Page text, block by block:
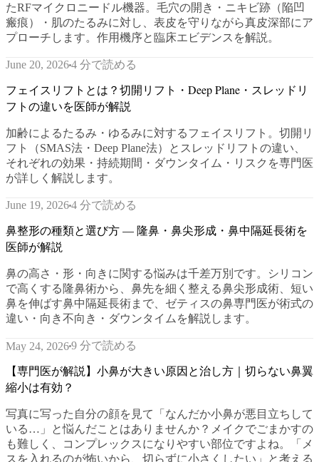
たRFマイクロニードル機器。毛穴の開き・ニキビ跡（陥凹
瘢痕）・肌のたるみに対し、表皮を守りながら真皮深部にア
プローチします。作用機序と臨床エビデンスを解説。
June 20, 20264 分で読める
フェイスリフトとは？切開リフト・Deep Plane・スレッドリ
フトの違いを医師が解説
加齢によるたるみ・ゆるみに対するフェイスリフト。切開リ
フト（SMAS法・Deep Plane法）とスレッドリフトの違い、
それぞれの効果・持続期間・ダウンタイム・リスクを専門医
が詳しく解説します。
June 19, 20264 分で読める
鼻整形の種類と選び方 — 隆鼻・鼻尖形成・鼻中隔延長術を
医師が解説
鼻の高さ・形・向きに関する悩みは千差万別です。シリコン
で高くする隆鼻術から、鼻先を細く整える鼻尖形成術、短い
鼻を伸ばす鼻中隔延長術まで、ゼティスの鼻専門医が術式の
違い・向き不向き・ダウンタイムを解説します。
May 24, 20269 分で読める
【専門医が解説】小鼻が大きい原因と治し方｜切らない鼻翼
縮小は有効？
写真に写った自分の顔を見て「なんだか小鼻が悪目立ちして
いる…」と悩んだことはありませんか？メイクでごまかすの
も難しく、コンプレックスになりやすい部位ですよね。「メ
スを入れるのが怖いから、切らずに小さくしたい」と考える